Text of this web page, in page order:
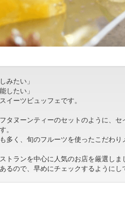
みたい」
したい」
イーツビュッフェです。
タヌーンティーのセットのように、
。
多く、旬のフルーツを使ったこだわり
トランを中心に人気のお店を厳選しま
るので、早めにチェックするようにし